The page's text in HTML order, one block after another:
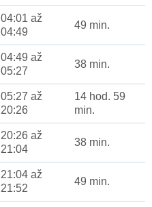
04:01 až
04:49
49 min.
04:49 až
05:27
38 min.
05:27 až
20:26
14 hod. 59
min.
20:26 až
21:04
38 min.
21:04 až
21:52
49 min.